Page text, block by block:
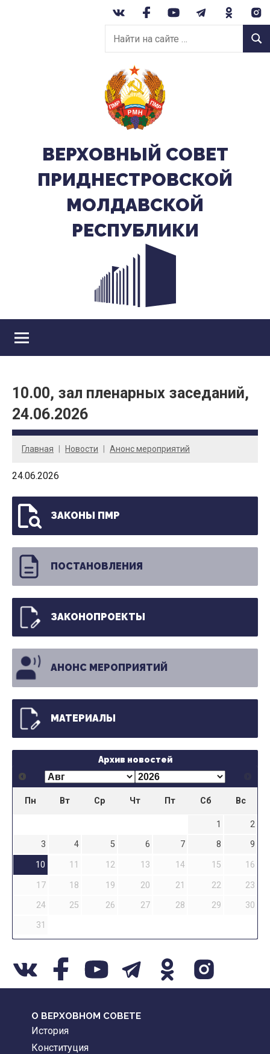
Найти
на
сайте:
ВЕРХОВНЫЙ CОВЕТ
ПРИДНЕСТРОВСКОЙ
МОЛДАВСКОЙ
РЕСПУБЛИКИ
10.00, зал пленарных заседаний,
24.06.2026
Главная Новости Анонс мероприятий
24.06.2026
ЗАКОНЫ ПМР
ПОСТАНОВЛЕНИЯ
ЗАКОНОПРОЕКТЫ
АНОНС МЕРОПРИЯТИЙ
МАТЕРИАЛЫ
Архив новостей
Пн Вт Ср Чт Пт Сб Вс
1
2
3
4 5 6 7 8
9
10
11 12 13 14 15
16
17
18 19 20 21 22
23
24
25 26 27 28 29
30
31
О ВЕРХОВНОМ СОВЕТЕ
История
Конституция